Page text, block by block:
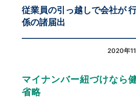
従業員の引っ越しで会社が
係の諸届出
2020年
マイナンバー紐づけなら
省略